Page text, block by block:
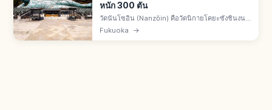
หนัก 300 ตัน
วัดนันโซอิน (Nanzōin) คือวัดนิกายโคยะซังชินงน
เมืองซาซากุริ จ.ฟุกุโอกะ พระศากยมุนีปางปรินิพพาน
Fukuoka →